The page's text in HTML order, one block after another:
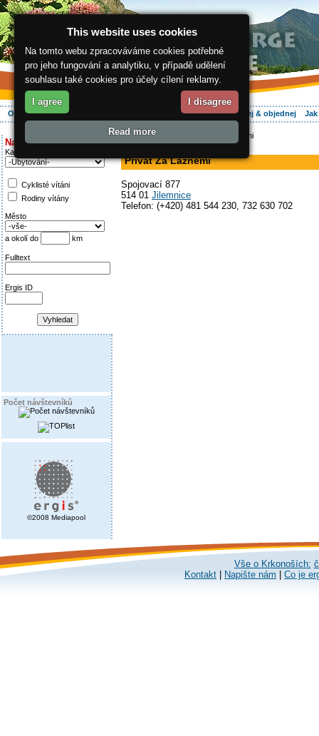
O regionu Aktivně Ubytování Hledej & objednej
Najděte si:
Kategorie
Cyklisté vítáni
Rodiny vítány
Město
a okolí do km
Fulltext
Ergis ID
Počet návštevníků
©2008 Mediapool
ergis.cz> > Privát Za Lázněmi
Privát Za Lázněmi
Spojovací 877
514 01 Jilemnice
Telefon: (+420) 481 544 230, 732 630 702
Vše o Krkonoších:
Kontakt
Napište nám Co je
This website uses cookies
Na tomto webu zpracováváme cookies potřebné
pro jeho fungování a analytiku, v případě udělení
souhlasu také cookies pro účely cílení reklamy.
I agree I disagree
Read more